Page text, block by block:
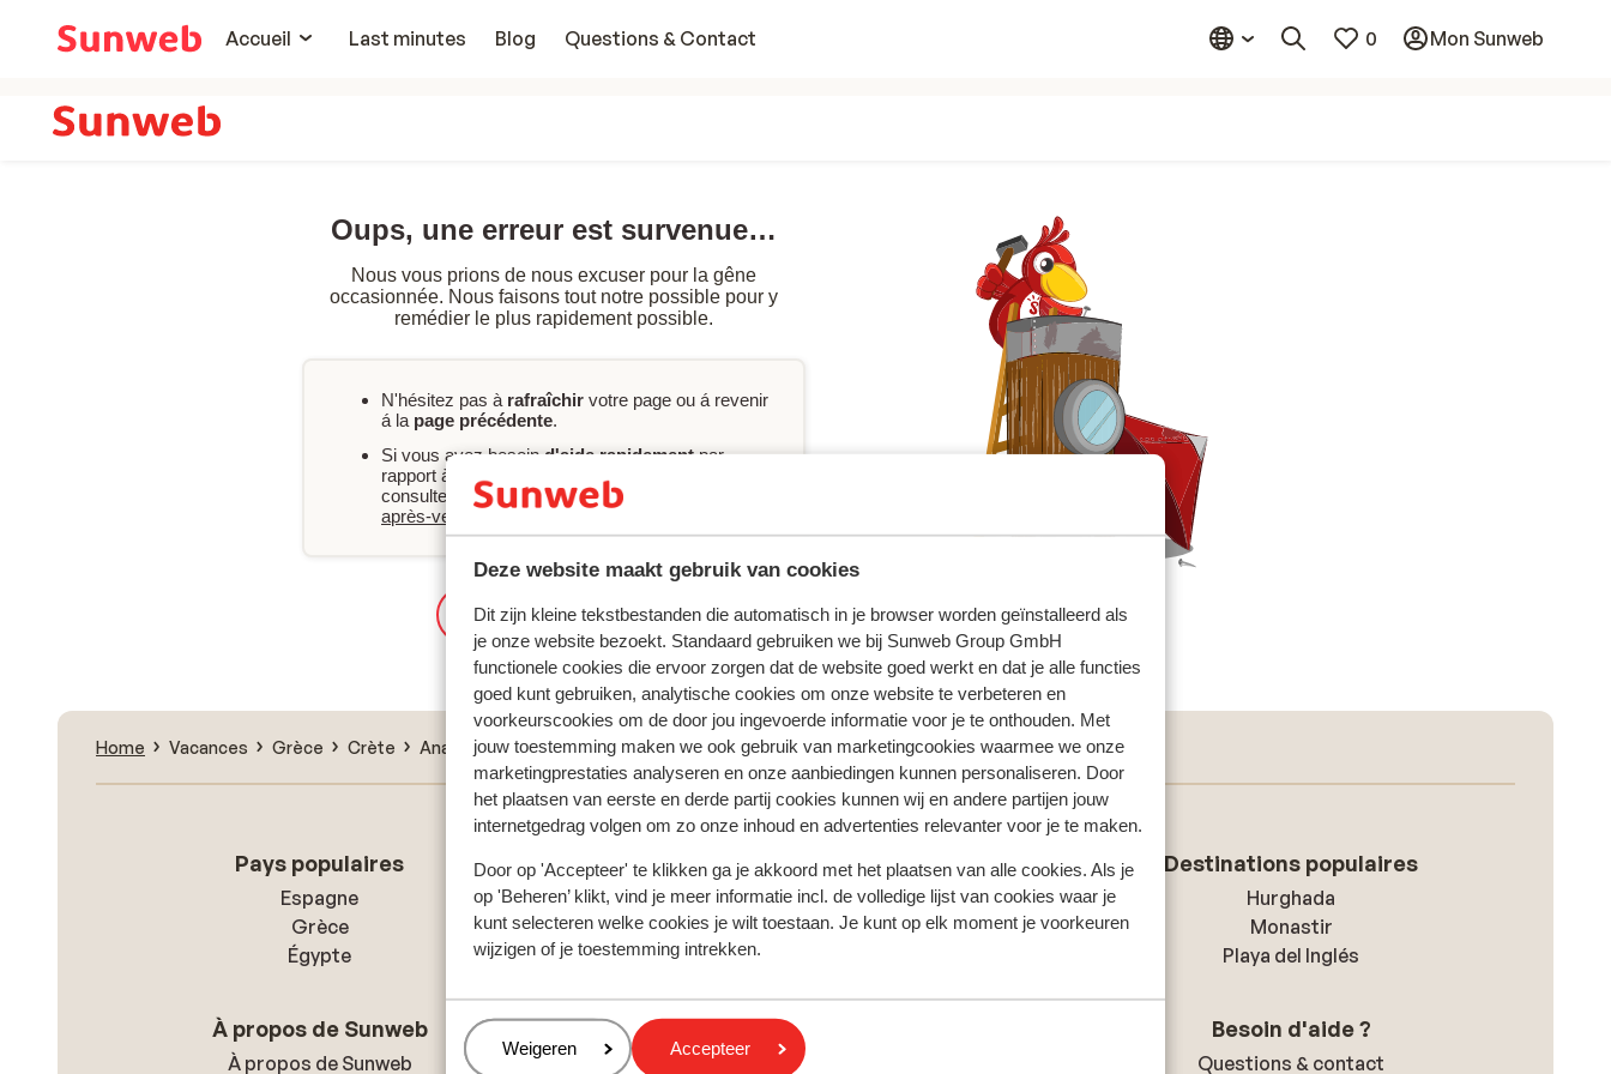
Deze website maakt gebruik van cookies
Dit zijn kleine tekstbestanden die automatisch in je browser worden geïnstalleerd als
je onze website bezoekt. Standaard gebruiken we bij Sunweb Group GmbH
functionele cookies die ervoor zorgen dat de website goed werkt en dat je alle functies
goed kunt gebruiken, analytische cookies om onze website te verbeteren en
voorkeurscookies om de door jou ingevoerde informatie voor je te onthouden. Met
jouw toestemming maken we ook gebruik van marketingcookies waarmee we onze
marketingprestaties analyseren en onze aanbiedingen kunnen personaliseren. Door
het plaatsen van eerste en derde partij cookies kunnen wij en andere partijen jouw
internetgedrag volgen om zo onze inhoud en advertenties relevanter voor je te maken.
Door op 'Accepteer' te klikken ga je akkoord met het plaatsen van alle cookies. Als je
op 'Beheren’ klikt, vind je meer informatie incl. de volledige lijst van cookies waar je
kunt selecteren welke cookies je wilt toestaan. Je kunt op elk moment je voorkeuren
wijzigen of je toestemming intrekken.
Beheren
Weigeren Accepteer
Accueil
Last minutes Blog Questions & Contact 0 Mon Sunweb
Oups, une erreur est survenue…
Nous vous prions de nous excuser pour la gêne
occasionnée. Nous faisons tout notre possible pour y
remédier le plus rapidement possible.
N'hésitez pas à rafraîchir votre page ou á revenir
á la page précédente.
Si vous avez besoind'aide rapidementpar
rapport à votre réservation, vous pouvez
consultez nos FAQ ou contacter notre
après-vente
Nouvelle recherche
Home Vacances Grèce Crète Analipsis Stella Island Resort & Spa - adults only
Pays populaires
Espagne
Grèce
Égypte
Régions populaires
Crète
Mer Rouge
Golfe d'Hammamet
Destinations populaires
Hurghada
Monastir
Playa del Inglés
À propos de Sunweb
À propos de Sunweb
Politique de confidentialité & cookies
Politique de confidentialité
Besoin d'aide ?
Questions & contact